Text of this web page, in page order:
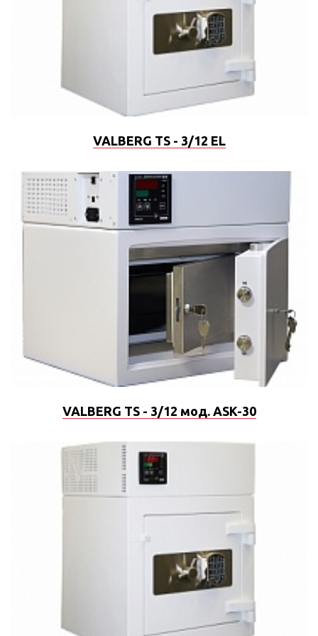
VALBERG TS - 3/12 EL
VALBERG TS - 3/12 мод. ASK-30